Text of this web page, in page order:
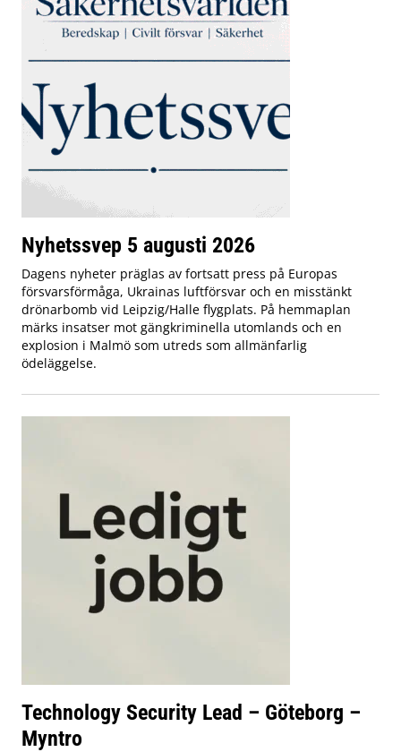
Nyhetssvep 5 augusti 2026
Dagens nyheter präglas av fortsatt press på Europas
försvarsförmåga, Ukrainas luftförsvar och en misstänkt
drönarbomb vid Leipzig/Halle flygplats. På hemmaplan
märks insatser mot gängkriminella utomlands och en
explosion i Malmö som utreds som allmänfarlig
ödeläggelse.
Technology Security Lead – Göteborg –
Myntro